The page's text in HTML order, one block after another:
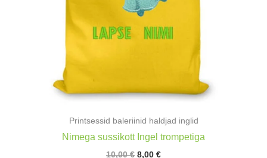
Printsessid baleriinid haldjad inglid
Nimega sussikott Ingel trompetiga
10,00€ Algne
8,00 €Praegune